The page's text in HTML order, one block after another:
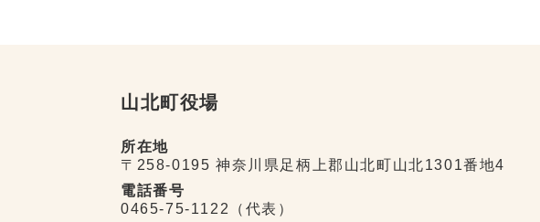
山北町役場
所在地
〒258-0195 神奈川県足柄上郡山北町山北1301番地4
電話番号
0465-75-1122（代表）